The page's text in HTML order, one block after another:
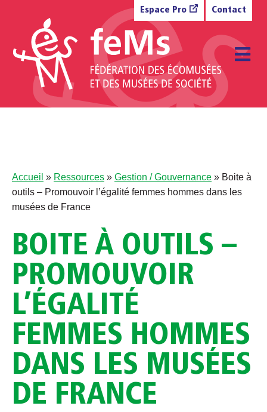
Espace Pro Contact
Accueil » Ressources » Gestion / Gouvernance » Boite à
outils – Promouvoir l’égalité femmes hommes dans les
musées de France
BOITE À OUTILS –
PROMOUVOIR
L’ÉGALITÉ
FEMMES HOMMES
DANS LES MUSÉES
DE FRANCE